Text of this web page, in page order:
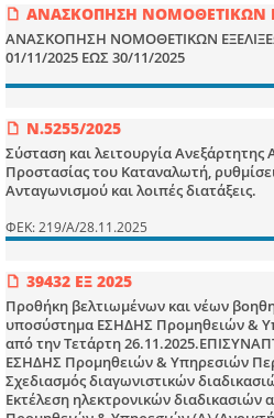
ΑΝΑΣΚΟΠΗΣΗ ΝΟΜΟΘΕΤΙΚΩΝ
ΑΝΑΣΚΟΠΗΣΗ ΝΟΜΟΘΕΤΙΚΩΝ
01/11/2025 ΕΩΣ 30/11/2025
Ν.5255/2025
Σύσταση και λειτουργία Ανεξάρτητης
Προστασίας του Καταναλωτή,
Ανταγωνισμού και λοιπές διατάξεις.
ΦΕΚ: 219/Α/28.11.2025
39432 ΕΞ 2025
Προθήκη βελτιωμένων και νέων
υποσύστημα ΕΣΗΔΗΣ Προμηθειών &
από την Τετάρτη
ΕΣΗΔΗΣ Προμηθειών & Υπηρεσιών
Σχεδιασμός διαγωνιστικών
Εκτέλεση ηλεκτρονικών